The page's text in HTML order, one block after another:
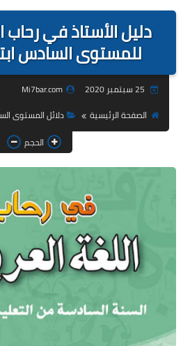
دليل الأستاذ في رحاب
للمستوى السادس
Mi7bar.com
الصفحة الرئيسية
دلائل المستوى
الحجم